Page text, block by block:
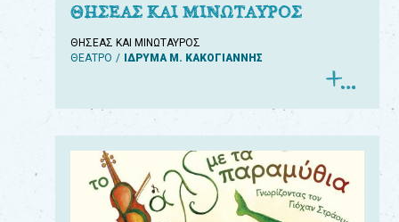
ΘΗΣΕΑΣ ΚΑΙ ΜΙΝΩΤΑΥΡΟΣ
ΘΗΣΕΑΣ ΚΑΙ ΜΙΝΩΤΑΥΡΟΣ
ΘΕΑΤΡΟ
ΙΔΡΥΜΑ Μ. ΚΑΚΟΓΙΑΝΝΗΣ